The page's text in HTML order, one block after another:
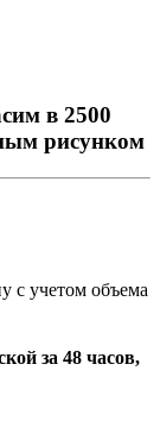
в 2500
рисунком
с учетом объема
за 48 часов,